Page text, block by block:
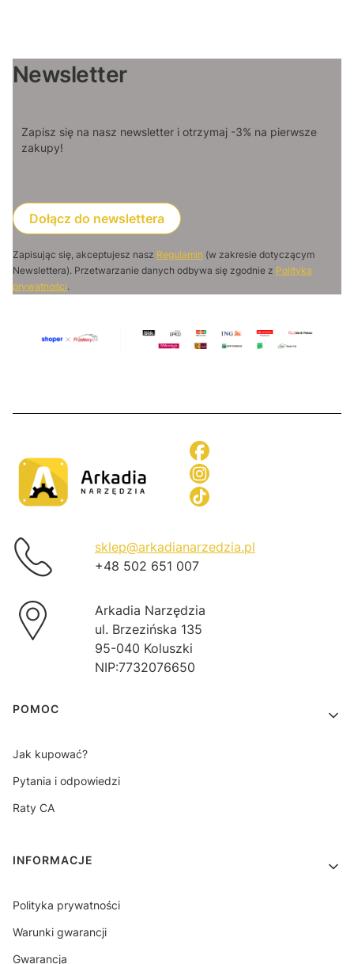
Newsletter
Zapisz się na nasz newsletter i otrzymaj -3% na pierwsze
zakupy!
Dołącz do newslettera
Zapisując się, akceptujesz nasz Regulamin (w zakresie dotyczącym
Newslettera). Przetwarzanie danych odbywa się zgodnie z Polityką
prywatności.
sklep@arkadianarzedzia.pl
+48 502 651 007
Arkadia Narzędzia
ul. Brzezińska 135
95-040 Koluszki
NIP:7732076650
Linki w stopce
POMOC
Jak kupować?
Pytania i odpowiedzi
Raty CA
INFORMACJE
Polityka prywatności
Warunki gwarancji
Gwarancja